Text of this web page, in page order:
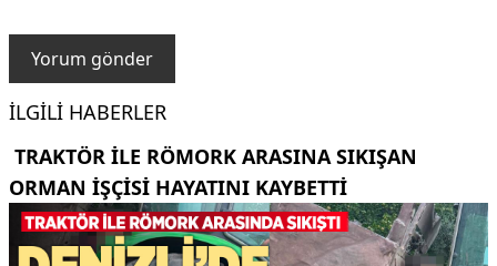
İLGILI HABERLER
TRAKTÖR ILE RÖMORK ARASINA SIKIŞAN
ORMAN IŞÇISI HAYATINI KAYBETTI